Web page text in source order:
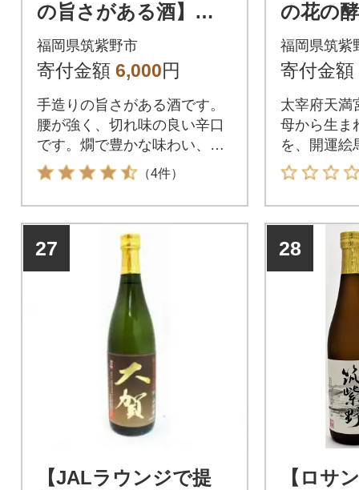
の旨さがある酒】
「玉出泉」純米吟醸(7
20ml×1本)
福岡県筑紫野市
寄付金額 6,000円
手造りの旨さがある酒です。
腰が強く、切れ味の良い辛口
です。燗で豊かな味わい、冷
やで切れが冴えます。
（4件）
の花の
れた酒
福岡県筑紫
寄付金額
太宰府天満
母から生ま
を、開運絵
たします。
27
【JALラウンジで提
28
【ロサ